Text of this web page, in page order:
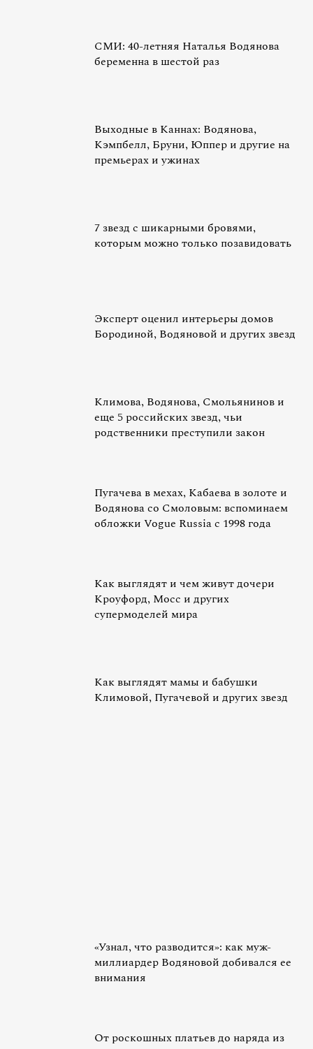
СМИ: 40-летняя Наталья Водянова
беременна в шестой раз
Выходные в Каннах: Водянова,
Кэмпбелл, Бруни, Юппер и другие на
премьерах и ужинах
7 звезд с шикарными бровями,
которым можно только позавидовать
Эксперт оценил интерьеры домов
Бородиной, Водяновой и других звезд
Климова, Водянова, Смольянинов и
еще 5 российских звезд, чьи
родственники преступили закон
Пугачева в мехах, Кабаева в золоте и
Водянова со Смоловым: вспоминаем
обложки Vogue Russia c 1998 года
Как выглядят и чем живут дочери
Кроуфорд, Мосс и других
супермоделей мира
Как выглядят мамы и бабушки
Климовой, Пугачевой и других звезд
«Узнал, что разводится»: как муж-
миллиардер Водяновой добивался ее
внимания
От роскошных платьев до наряда из